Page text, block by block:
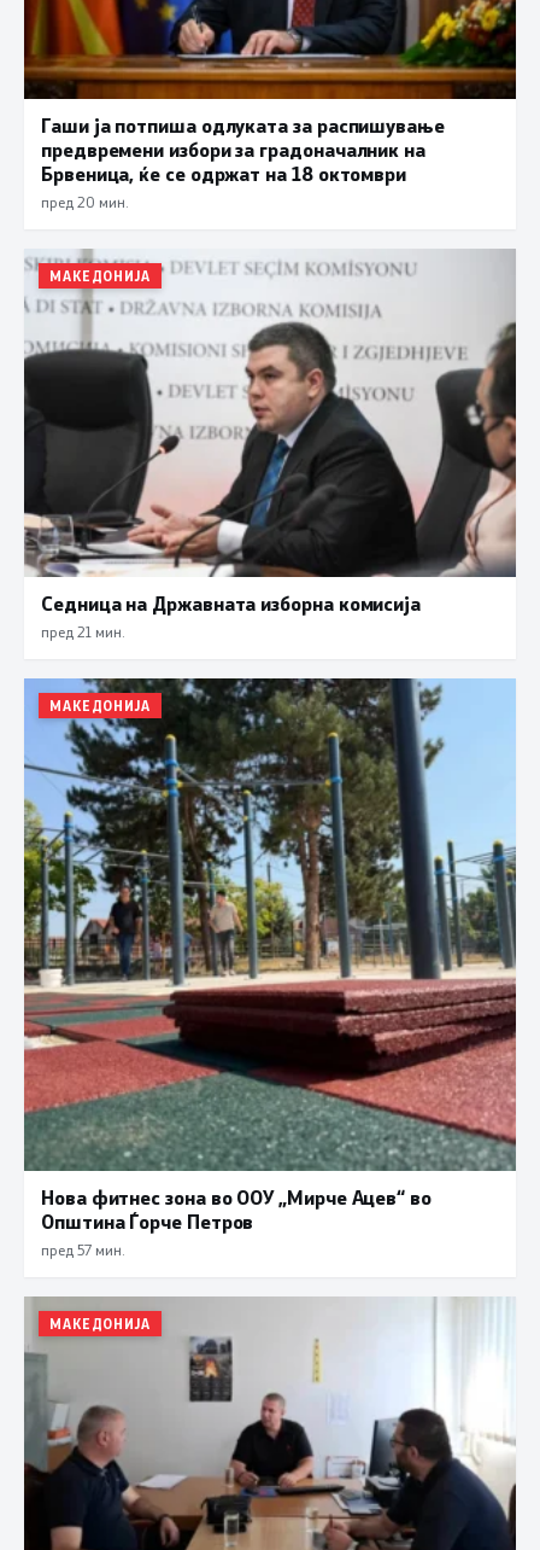
Гаши ја потпиша одлуката за распишување
предвремени избори за градоначалник на
Брвеница, ќе се одржат на 18 октомври
пред 20 мин.
МАКЕДОНИЈА
Седница на Државната изборна комисија
пред 21 мин.
МАКЕДОНИЈА
Нова фитнес зона во ООУ „Мирче Ацев“ во
Општина Ѓорче Петров
пред 57 мин.
МАКЕДОНИЈА